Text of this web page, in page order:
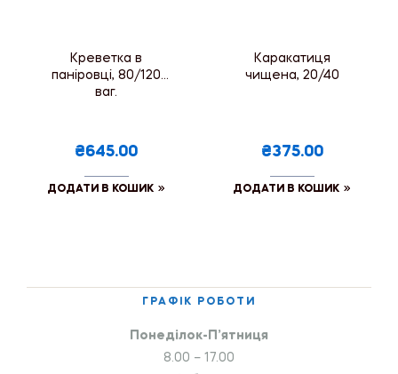
Креветка в
паніровці, 80/120
ваг.
₴645.00
ДОДАТИ В КОШИК
Каракатиця
чищена, 20/40
₴375.00
ДОДАТИ В КОШИК
ГРАФІК РОБОТИ
Понеділок-П’ятниця
8.00 – 17.00